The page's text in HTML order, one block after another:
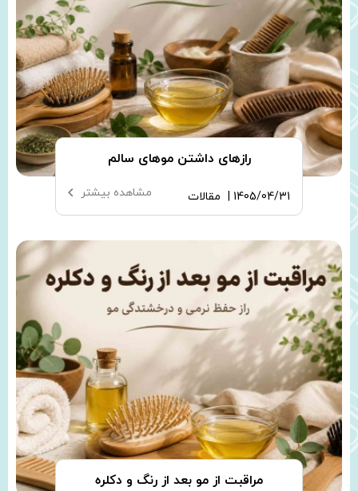
رازهای داشتن موهای سالم
1405/04/31 | مقالات مشاهده بیشتر
مراقبت از مو بعد از رنگ و دکلره